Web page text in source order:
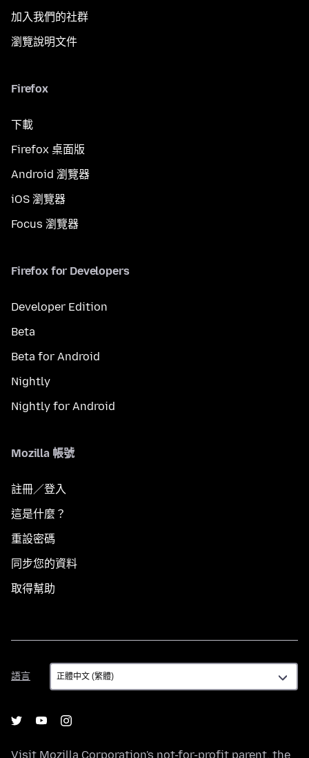
加入我們的社群
瀏覽說明文件
Firefox
下載
Firefox 桌面版
Android 瀏覽器
iOS 瀏覽器
Focus 瀏覽器
Firefox for Developers
Developer Edition
Beta
Beta for Android
Nightly
Nightly for Android
Mozilla 帳號
註冊／登入
這是什麼？
重設密碼
同步您的資料
取得幫助
語言
語
言
Visit Mozilla Corporation's not-for-profit parent, the